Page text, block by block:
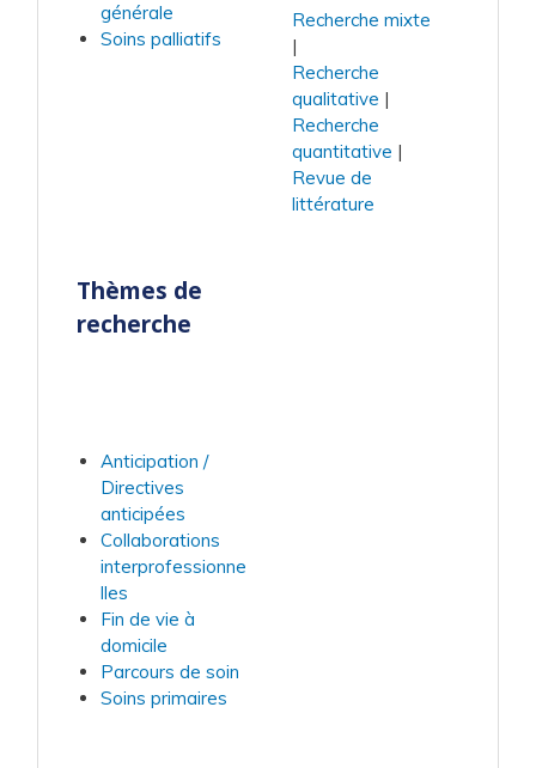
générale
Soins palliatifs
Thèmes de
recherche
Anticipation /
Directives
anticipées
Collaborations
interprofessionne
lles
Fin de vie à
domicile
Parcours de soin
Soins primaires
Recherche mixte
Recherche
qualitative
Recherche
quantitative
Revue de
littérature